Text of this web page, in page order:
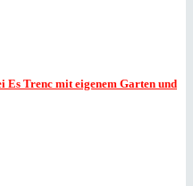
Es Trenc mit eigenem Garten und